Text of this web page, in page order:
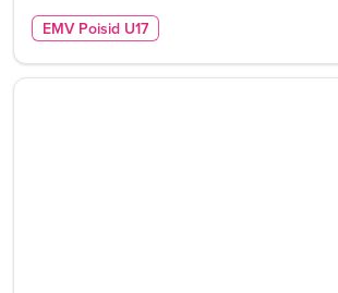
EMV Poisid U17